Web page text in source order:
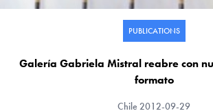
PUBLICATIONS
Galería Gabriela Mistral reabre con
formato
Chile 2012-09-29